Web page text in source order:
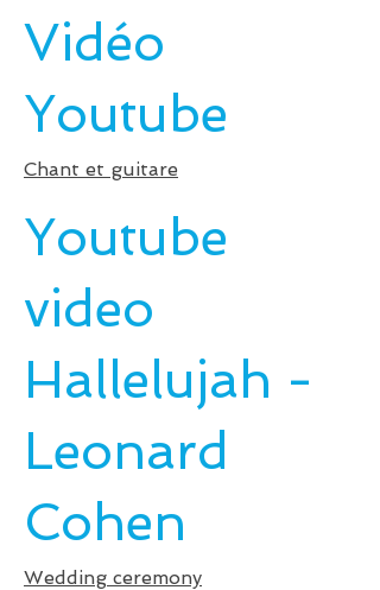
Vidéo
Youtube
Chant et guitare
Youtube
video
Hallelujah -
Leonard
Cohen
Wedding ceremony